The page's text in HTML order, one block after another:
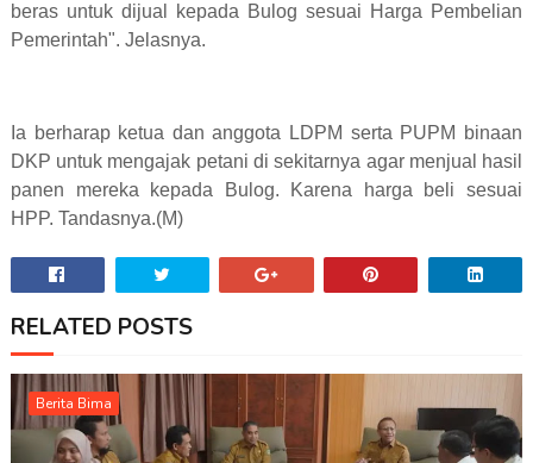
beras untuk dijual kepada Bulog sesuai Harga Pembelian
Pemerintah". Jelasnya.
Ia berharap ketua dan anggota LDPM serta PUPM binaan
DKP untuk mengajak petani di sekitarnya agar menjual hasil
panen mereka kepada Bulog. Karena harga beli sesuai
HPP. Tandasnya.(M)
RELATED POSTS
Berita Bima